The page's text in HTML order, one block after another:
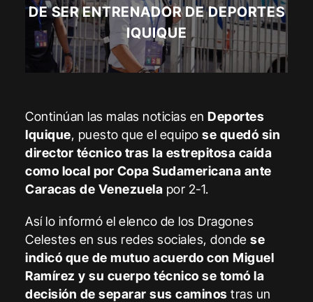
DE SER ENTRENADOR DE DEPORTES
IQUIQUE
Continúan las malas noticias enDeportes
Iquique, puesto que el equipose quedó sin
director técnico tras la estrepitosa caída
como local por Copa Sudamericana ante
Caracas de Venezuela por 2-1.
Así lo informó el elenco de los Dragones
Celestes en sus redes sociales, dondese
indicó que de mutuo acuerdo con Miguel
Ramírez y su cuerpo técnico se tomó la
decisión de separar sus caminos tras un